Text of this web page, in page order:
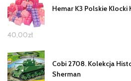
Hemar K3 Polskie
40,00zł
Cobi 2708. Kolekcja
Sherman